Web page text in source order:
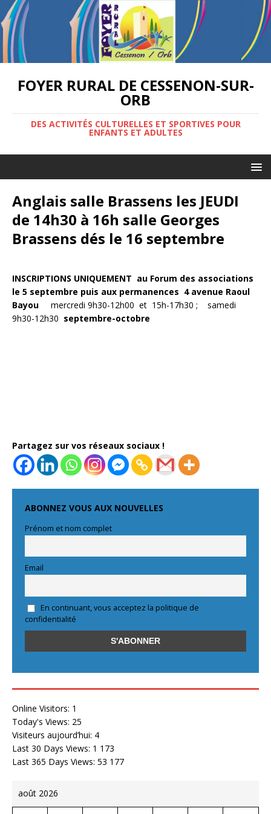
FOYER RURAL DE CESSENON-SUR-
ORB
DES ACTIVITÉS CULTURELLES ET SPORTIVES POUR
ENFANTS ET ADULTES
Anglais salle Brassens les JEUDI
de 14h30 à 16h salle Georges
Brassens dés le 16 septembre
INSCRIPTIONS UNIQUEMENT au Forum des associations
le 5 septembre puis aux permanences 4avenue Raoul
Bayou
mercredi 9h30-12h00 et 15h-17h30 ; samedi
9h30-12h30 septembre-octobre
Partagez sur vos réseaux sociaux !
ABONNEZ VOUS AUX NOUVELLES
Prénom et nom complet
Email
En continuant, vous acceptez la politique de
confidentialité
Online Visitors: 1
Today's Views: 25
Visiteurs aujourd’hui: 4
Last 30 Days Views: 1 173
Last 365 Days Views: 53 177
août 2026